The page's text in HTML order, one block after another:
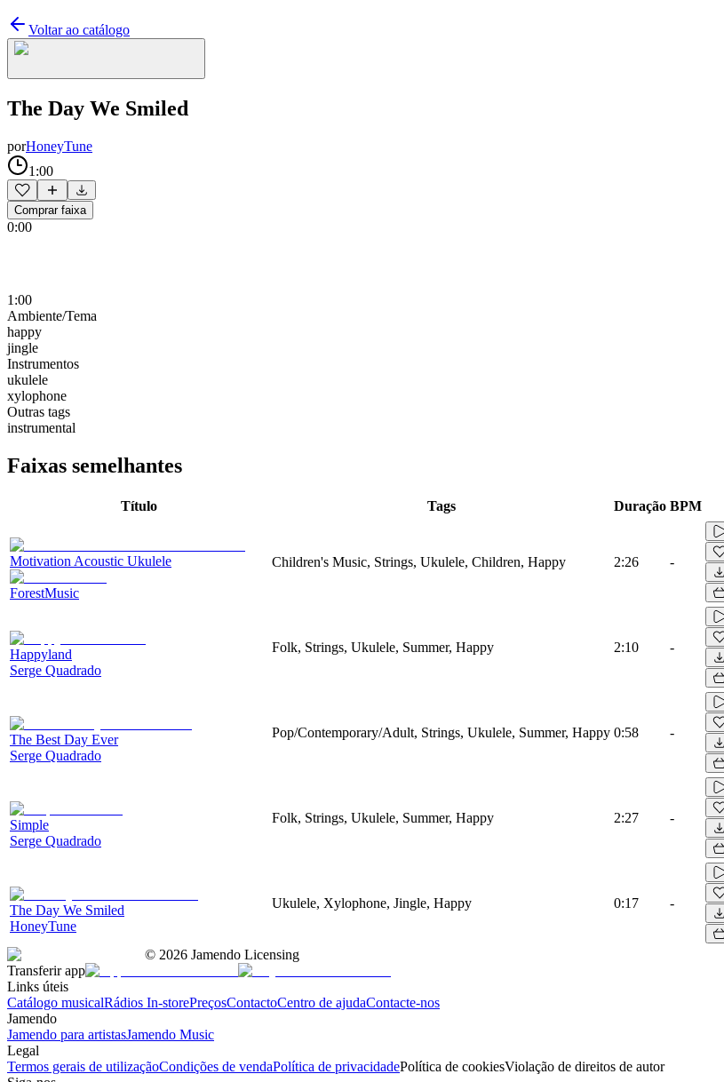
Voltar ao catálogo
The Day We Smiled
porHoneyTune
1:00
Comprar faixa
0:00
1:00
Ambiente/Tema
happy
jingle
Instrumentos
ukulele
xylophone
Outras tags
instrumental
Faixas semelhantes
Título Tags Duração BPM
Motivation Acoustic Ukulele
ForestMusic
Children's Music, Strings, Ukulele, Children, Happy 2:26 -
Happyland
Serge Quadrado
Folk, Strings, Ukulele, Summer, Happy 2:10 -
The Best Day Ever
Serge Quadrado
Pop/Contemporary/Adult, Strings, Ukulele, Summer, Happy 0:58 -
Simple
Serge Quadrado
Folk, Strings, Ukulele, Summer, Happy 2:27 -
The Day We Smiled
HoneyTune
Ukulele, Xylophone, Jingle, Happy 0:17 -
© 2026 Jamendo Licensing
Transferir app
Links úteis
Catálogo musicalRádios In-storePreçosContactoCentro de ajudaContacte-nos
Jamendo
Jamendo para artistasJamendo Music
Legal
Termos gerais de utilizaçãoCondições de vendaPolítica de privacidadePolítica de cookiesViolação de direitos de autor